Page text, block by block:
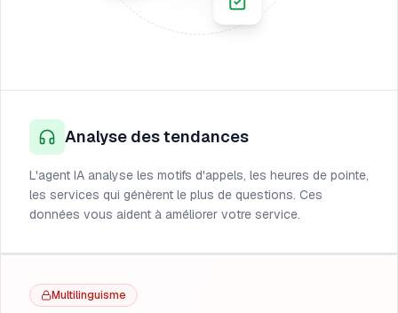
Analyse des tendances
L'agent IA analyse les motifs d'appels, les heures de pointe,
les services qui génèrent le plus de questions. Ces
données vous aident à améliorer votre service.
Multilinguisme